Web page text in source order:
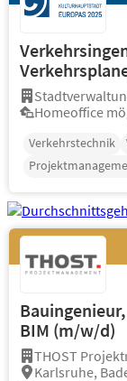
Homeoffice
Verkehrstechnik
BIM (m/w/d)
THOST
Karlsruhe,